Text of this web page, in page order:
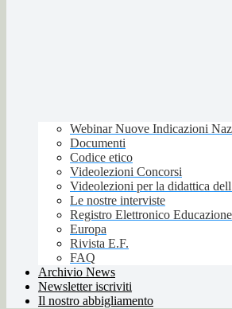
Webinar Nuove Indicazioni
Documenti
Codice etico
Videolezioni Concorsi
Videolezioni per la didattica
Le nostre interviste
Registro Elettronico
Europa
Rivista E.F.
FAQ
Archivio News
Newsletter iscriviti
Il nostro abbigliamento